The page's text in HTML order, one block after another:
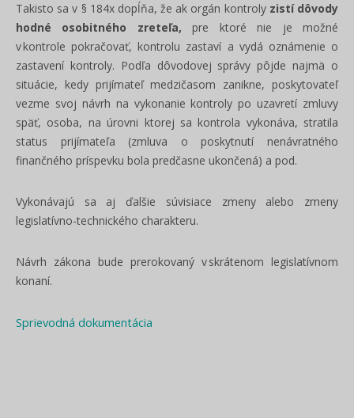
Takisto sa v § 184x dopĺňa, že ak orgán kontroly zistí dôvody
hodné osobitného zreteľa, pre ktoré nie je možné
v kontrole pokračovať, kontrolu zastaví a vydá oznámenie o
zastavení kontroly. Podľa dôvodovej správy pôjde najmä o
situácie, kedy prijímateľ medzičasom zanikne, poskytovateľ
vezme svoj návrh na vykonanie kontroly po uzavretí zmluvy
späť, osoba, na úrovni ktorej sa kontrola vykonáva, stratila
status prijímateľa (zmluva o poskytnutí nenávratného
finančného príspevku bola predčasne ukončená) a pod.
Vykonávajú sa aj ďalšie súvisiace zmeny alebo zmeny
legislatívno-technického charakteru.
Návrh zákona bude prerokovaný v skrátenom legislatívnom
konaní.
Sprievodná dokumentácia